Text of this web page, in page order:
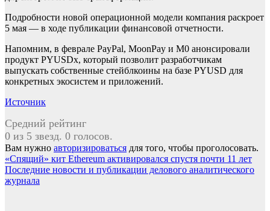
Подробности новой операционной модели компания раскроет
5 мая — в ходе публикации финансовой отчетности.
Напомним, в феврале PayPal, MoonPay и M0 анонсировали
продукт PYUSDx, который позволит разработчикам
выпускать собственные стейблкоины на базе PYUSD для
конкретных экосистем и приложений.
Источник
Средний рейтинг
0 из 5 звезд. 0 голосов.
Вам нужно авторизироваться для того, чтобы проголосовать.
Навигация
по
«Спящий» кит Ethereum активировался спустя почти 11 лет
Последние новости и публикации делового аналитического
журнала